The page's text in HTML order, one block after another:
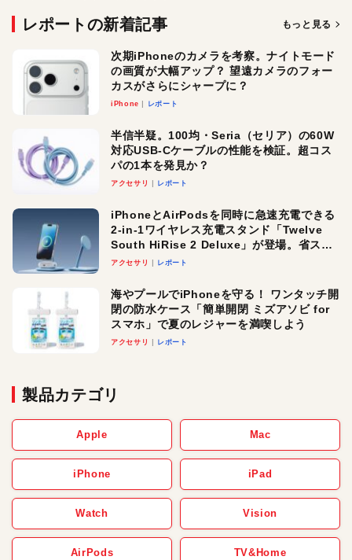
レポートの新着記事 もっと見る
次期iPhoneのカメラを考察。ナイトモード
の画質が大幅アップ？ 望遠カメラのフォー
カスがさらにシャープに？
iPhone レポート
半信半疑。100均・Seria（セリア）の60W
対応USB-Cケーブルの性能を検証。超コス
パの1本を発見か？
アクセサリ レポート
iPhoneとAirPodsを同時に急速充電できる
2-in-1ワイヤレス充電スタンド「Twelve
South HiRise 2 Deluxe」が登場。省スペ
ースでおしゃれに充電したい人にオスス
アクセサリ レポート
海やプールでiPhoneを守る！ ワンタッチ開
閉の防水ケース「簡単開閉 ミズアソビ for
スマホ」で夏のレジャーを満喫しよう
アクセサリ レポート
製品カテゴリ
Apple Mac
iPhone iPad
Watch Vision
AirPods TV&Home